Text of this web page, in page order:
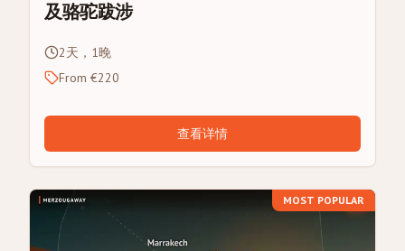
及骆驼跋涉
2天，1晚
From €220
查看详情
MOST POPULAR